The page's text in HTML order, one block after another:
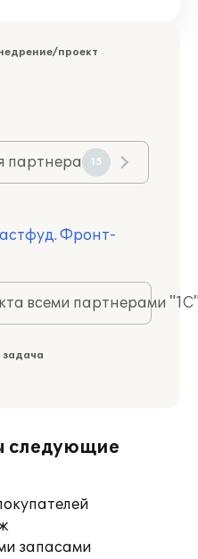
проект
партнера 15
Фронт-
всеми партнерами
следующие
запасами